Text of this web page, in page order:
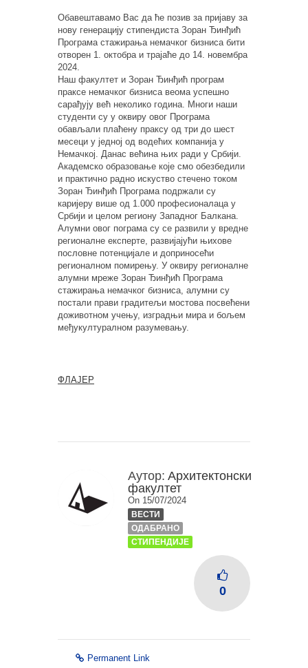
Обавештавамо Вас да ће позив за пријаву за
нову генерацију стипендиста Зоран Ђинђић
Програма стажирања немачког бизниса бити
отворен 1. октобра и трајаће до 14. новембра
2024.
Наш факултет и Зоран Ђинђић програм
праксе немачког бизниса веома успешно
сарађују већ неколико година. Многи наши
студенти су у оквиру овог Програма
обављали плаћену праксу од три до шест
месеци у једној од водећих компанија у
Немачкој. Данас већина њих ради у Србији.
Академско образовање које смо обезбедили
и практично радно искуство стечено током
Зоран Ђинђић Програма подржали су
каријеру више од 1.000 професионалаца у
Србији и целом региону Западног Балкана.
Алумни овог пограма су се развили у вредне
регионалне експерте, развијајући њихове
пословне потенцијале и доприносећи
регионалном помирењу. У оквиру регионалне
алумни мреже Зоран Ђинђић Програма
стажирања немачког бизниса, алумни су
постали прави градитељи мостова посвећени
доживотном учењу, изградњи мира и бољем
међукултуралном разумевању.
ФЛАЈЕР
Аутор: Архитектонски
факултет
On 15/07/2024
ВЕСТИ
ОДАБРАНО
СТИПЕНДИЈЕ
0
Permanent Link